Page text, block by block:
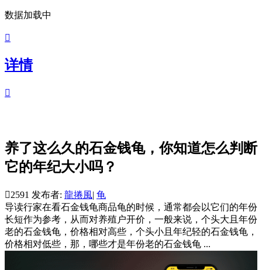
数据加载中

详情

养了这么久的石金钱龟，你知道怎么判断
它的年纪大小吗？
2591 发布者: 龍捲風| 龟
导读行家在看石金钱龟商品龟的时候，通常都会以它们的年份
长短作为参考，从而对养殖户开价，一般来说，个头大且年份
老的石金钱龟，价格相对高些，个头小且年纪轻的石金钱龟，
价格相对低些，那，哪些才是年份老的石金钱龟 ...